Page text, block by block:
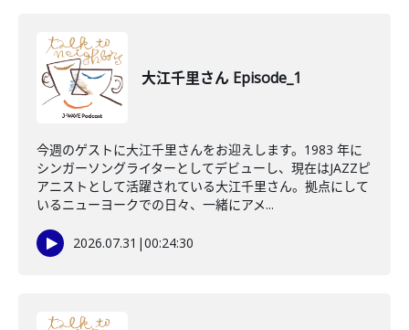
大江千里さん Episode_1
今週のゲストに大江千里さんをお迎えします。1983 年に
シンガーソングライターとしてデビューし、現在はJAZZピ
アニストとして活躍されている大江千里さん。拠点にして
いるニューヨークでの日々、一緒にアメ...
2026.07.31 |00:24:30